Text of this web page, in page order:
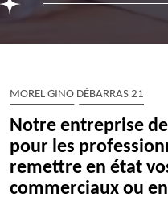
MOREL GINO DÉBARRAS 21
Notre entreprise
pour les
remettre en état
commerciaux ou